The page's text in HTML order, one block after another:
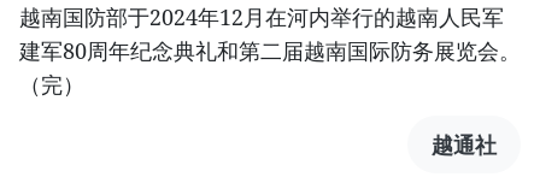
越南国防部于2024年12月在河内举行的越南人民军
建军80周年纪念典礼和第二届越南国际防务展览会。
（完）
越通社